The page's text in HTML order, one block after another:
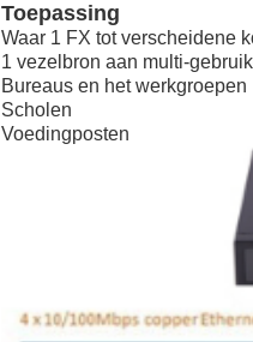
Toepassing
Waar 1 FX tot verscheidene
1 vezelbron aan multi-
Bureaus en het werkgroepen
Scholen
Voedingposten